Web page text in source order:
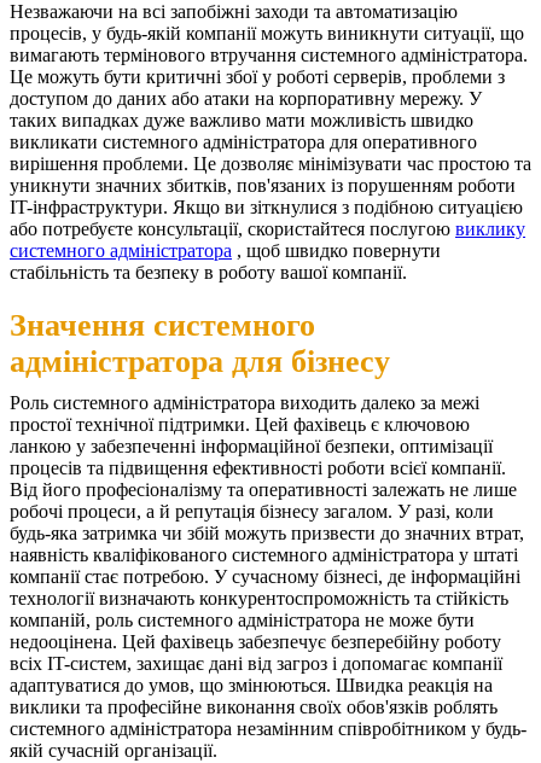
Незважаючи на всі запобіжні заходи та автоматизацію
процесів, у будь-якій компанії можуть виникнути ситуації, що
вимагають термінового втручання системного адміністратора.
Це можуть бути критичні збої у роботі серверів, проблеми з
доступом до даних або атаки на корпоративну мережу. У
таких випадках дуже важливо мати можливість швидко
викликати системного адміністратора для оперативного
вирішення проблеми. Це дозволяє мінімізувати час простою та
уникнути значних збитків, пов'язаних із порушенням роботи
IT-інфраструктури. Якщо ви зіткнулися з подібною ситуацією
або потребуєте консультації, скористайтеся послугою виклику
системного адміністратора , щоб швидко повернути
стабільність та безпеку в роботу вашої компанії.
Значення системного
адміністратора для бізнесу
Роль системного адміністратора виходить далеко за межі
простої технічної підтримки. Цей фахівець є ключовою
ланкою у забезпеченні інформаційної безпеки, оптимізації
процесів та підвищення ефективності роботи всієї компанії.
Від його професіоналізму та оперативності залежать не лише
робочі процеси, а й репутація бізнесу загалом. У разі, коли
будь-яка затримка чи збій можуть призвести до значних втрат,
наявність кваліфікованого системного адміністратора у штаті
компанії стає потребою. У сучасному бізнесі, де інформаційні
технології визначають конкурентоспроможність та стійкість
компаній, роль системного адміністратора не може бути
недооцінена. Цей фахівець забезпечує безперебійну роботу
всіх IT-систем, захищає дані від загроз і допомагає компанії
адаптуватися до умов, що змінюються. Швидка реакція на
виклики та професійне виконання своїх обов'язків роблять
системного адміністратора незамінним співробітником у будь-
якій сучасній організації.